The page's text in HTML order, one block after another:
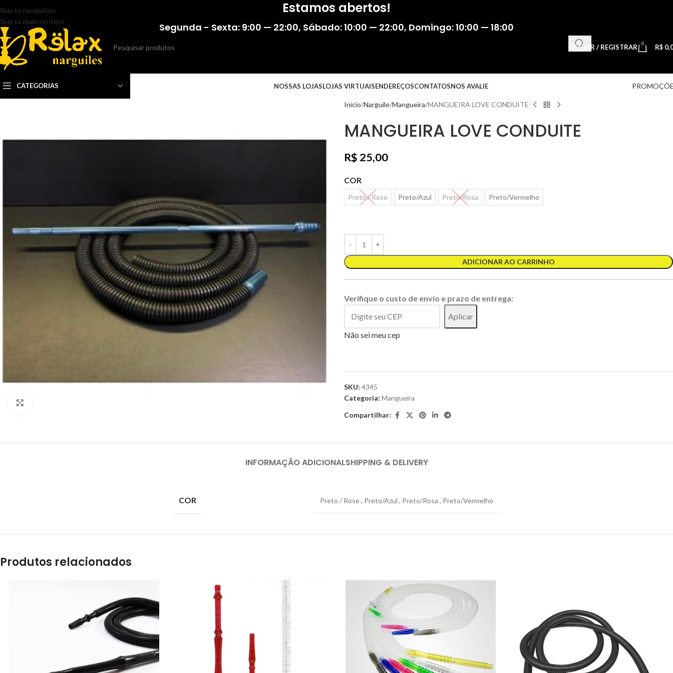
Skip to navigation
Skip to main content
Estamos abertos!
Segunda - Sexta: 9:00 — 22:00, Sábado: 10:00 — 22:00, Domingo: 10:00 — 18:00
ENTRAR / REGISTRAR 0 R$
CATEGORIAS NOSSAS LOJASLOJAS VIRTUAISENDEREÇOSCONTATOSNOS AVALIE
Início Narguile Mangueira MANGUEIRA LOVE CONDUITE
MANGUEIRA LOVE CONDUITE
R$ 25,00
COR
Preto / Rose Preto/Azul Preto/Rosa Preto/Vermelho
ADICIONAR AO CARRINHO
Verifique o custo de envio e prazo de entrega:
Aplicar
Não sei meu cep
SKU: 4345
Categoria: Mangueira
Compartilhar:
INFORMAÇÃO ADICIONALSHIPPING & DELIVERY
COR Preto / Rose, Preto/Azul , Preto/Rosa , Preto/Vermelho
Produtos relacionados